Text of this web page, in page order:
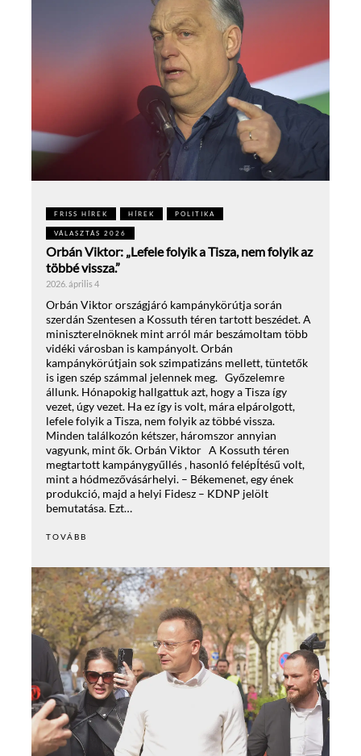
FRISS HÍREK HÍREK POLITIKA
VÁLASZTÁS 2026
Orbán Viktor: „Lefele folyik a Tisza, nem folyik az
többé vissza.”
2026. április 4
Orbán Viktor országjáró kampánykörútja során
szerdán Szentesen a Kossuth téren tartott beszédet. A
miniszterelnöknek mint arról már beszámoltam több
vidéki városban is kampányolt. Orbán
kampánykörútjain sok szimpatizáns mellett, tüntetők
is igen szép számmal jelennek meg. Győzelemre
állunk. Hónapokig hallgattuk azt, hogy a Tisza így
vezet, úgy vezet. Ha ez így is volt, mára elpárolgott,
lefele folyik a Tisza, nem folyik az többé vissza.
Minden találkozón kétszer, háromszor annyian
vagyunk, mint ők. Orbán Viktor A Kossuth téren
megtartott kampánygyűllés , hasonló felépÍtésű volt,
mint a hódmezővásárhelyi. – Békemenet, egy ének
produkció, majd a helyi Fidesz – KDNP jelölt
bemutatása. Ezt…
TOVÁBB